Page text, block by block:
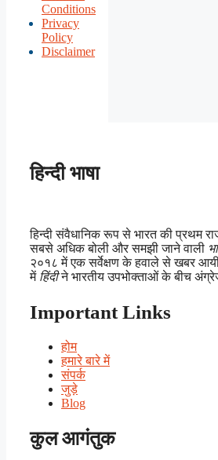
Conditions
Privacy
Policy
Disclaimer
हिन्दी भाषा
हिन्दी संवैधानिक रूप से भारत की प्रथम
सबसे अधिक बोली और समझी जाने वाली
२०१८ में एक सर्वेक्षण के हवाले से खबर
में हिंदीने भारतीय उपभोक्ताओं के बीच
Important Links
होम
हमारे बारे में
संपर्क
जुड़े
Blog
कुल आगंतुक